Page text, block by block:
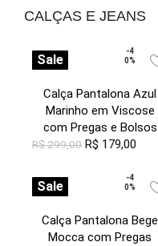
CALÇAS E JEANS
Sale
-4
0%
Calça Pantalona Azul
Marinho em Viscose
com Pregas e Bolsos
R$299,00 R$ 179,00
Sale
-4
0%
Calça Pantalona Bege
Mocca com Pregas